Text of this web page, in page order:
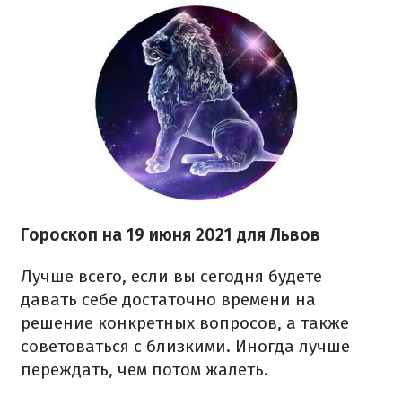
Гороскоп на 19 июня 2021 для Львов
Лучше всего, если вы сегодня будете
давать себе достаточно времени на
решение конкретных вопросов, а также
советоваться с близкими. Иногда лучше
переждать, чем потом жалеть.